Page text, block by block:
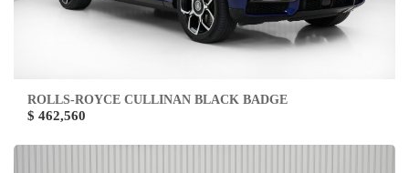
ROLLS-ROYCE CULLINAN BLACK BADGE
$ 462,560